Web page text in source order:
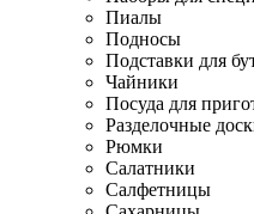
Пиалы
Подносы
Подставки для
Чайники
Посуда для
Разделочные
Рюмки
Салатники
Салфетницы